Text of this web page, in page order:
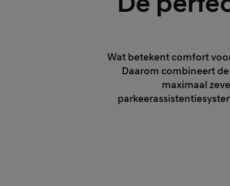
Wat betekent comfort
Daarom combineert
maximaal